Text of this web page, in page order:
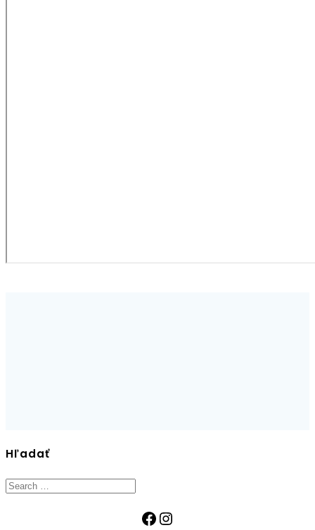
Hľadať
Search
Facebook
Instagram